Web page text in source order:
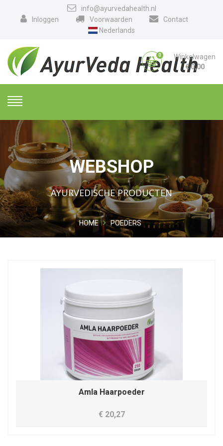
info@ayurvedahealth.nl
Inloggen
Voorwaarden
Contact
Nederlands
0
Winkelwagen
€0,00
WEBSHOP
AYURVEDISCHE PRODUCTEN
HOME POEDERS
Amla Haarpoeder
€ 20,27